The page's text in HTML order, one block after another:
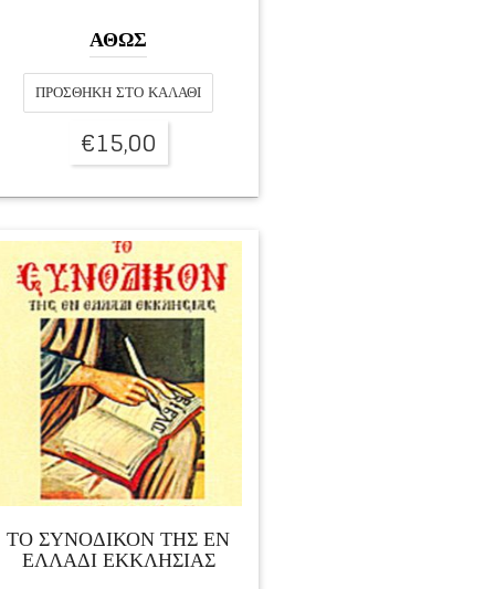
ΑΘΩΣ
ΠΡΟΣΘΉΚΗ ΣΤΟ ΚΑΛΆΘΙ
€15,00
ΤΟ ΣΥΝΟΔΙΚΟΝ ΤΗΣ ΕΝ
ΕΛΛΑΔΙ ΕΚΚΛΗΣΙΑΣ